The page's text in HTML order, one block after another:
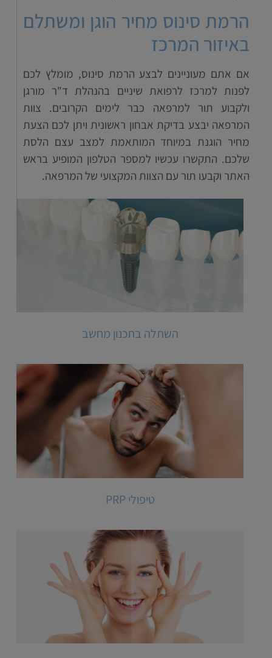
הרמת סינוס מחיר הוגן ומשתלם
באיזור המרכז
אם אתם מעוניינים לבצע הרמת סינוס, מומלץ לכם
לפנות למרכז לרפואת שיניים בהנהלת ד"ר מורגן
ולקבוע תור למרפאה כבר לימים הקרובים. צוות
המרפאה יבצע בדיקת אבחון ראשונית ויתן לכם הצעת
מחיר הוגנת במיוחד המותאמת למצב עצם הלסת
שלכם. התקשרו עכשיו למספר הטלפון המופיע בראש
האתר וקבעו תור עם הצוות המקצועי של המרפאה.
השתלה בתכנון מחשב
טיפולי PRP